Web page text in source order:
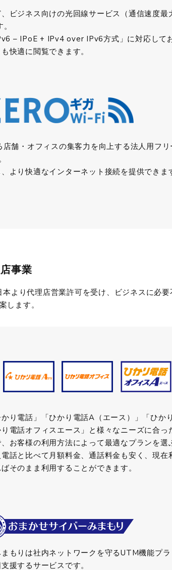
ビジネス向けの光回線サービス（通信速度最
– IPoE + IPv4 over IPv6方式」に対応して
快適に閲覧できます。
舗・オフィスの集客力を向上する法人用フリ
より快適なインターネット接続を提供できま
事業
より代理店営業許可を受け、ビジネスに必
します。
り電話」「ひかり電話A（エース）」「ひか
電話オフィスエース」と様々なニーズに合っ
お客様の利用方法によって最適なプランを選
話と比べて月額料金、通話料金も安く、現在
そのまま利用することができます。
もりは社内ネットワークを守るUTM機能プラ
援するサービスです。